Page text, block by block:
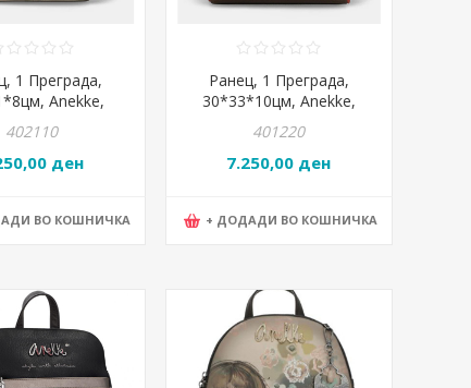
1 Преграда,
Anekke,
42805-055
402110
ден
ВО КОШНИЧКА
Ранец, 1 Преграда,
30*33*10цм, Anekke,
Muse, 42705-018
401220
7.250,00 ден
+ ДОДАДИ ВО КОШНИЧКА